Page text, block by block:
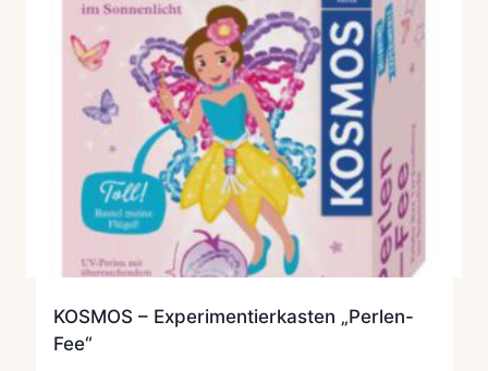
KOSMOS – Experimentierkasten „Perlen-
Fee“